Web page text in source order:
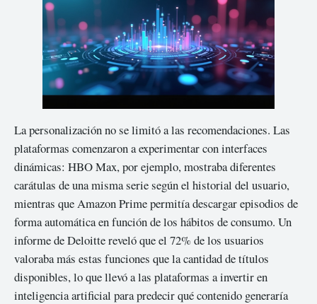
La personalización no se limitó a las recomendaciones. Las
plataformas comenzaron a experimentar con interfaces
dinámicas: HBO Max, por ejemplo, mostraba diferentes
carátulas de una misma serie según el historial del usuario,
mientras que Amazon Prime permitía descargar episodios de
forma automática en función de los hábitos de consumo. Un
informe de Deloitte reveló que el 72% de los usuarios
valoraba más estas funciones que la cantidad de títulos
disponibles, lo que llevó a las plataformas a invertir en
inteligencia artificial para predecir qué contenido generaría